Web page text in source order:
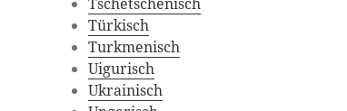
Türkisch
Turkmenisch
Uigurisch
Ukrainisch